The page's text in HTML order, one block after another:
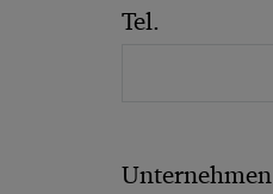
Tel.
Unternehmen